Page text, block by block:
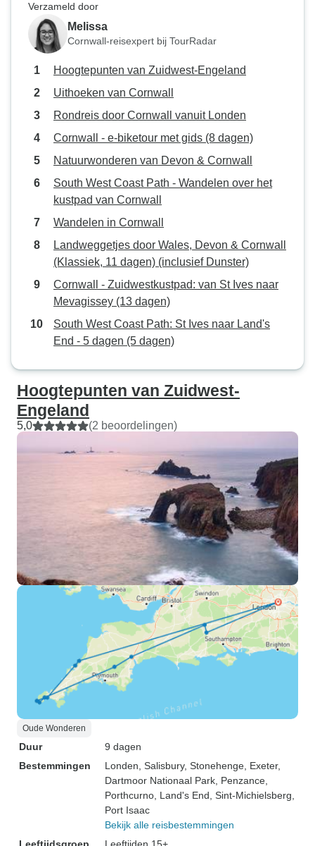
Verzameld door
Melissa
Cornwall-reisexpert bij TourRadar
Hoogtepunten van Zuidwest-Engeland
Uithoeken van Cornwall
Rondreis door Cornwall vanuit Londen
Cornwall - e-biketour met gids (8 dagen)
Natuurwonderen van Devon & Cornwall
South West Coast Path - Wandelen over het
kustpad van Cornwall
Wandelen in Cornwall
Landweggetjes door Wales, Devon & Cornwall
(Klassiek, 11 dagen) (inclusief Dunster)
Cornwall - Zuidwestkustpad: van St Ives naar
Mevagissey (13 dagen)
South West Coast Path: St Ives naar Land's
End - 5 dagen (5 dagen)
Hoogtepunten van Zuidwest-
Engeland
5,0 (2 beoordelingen)
Oude Wonderen
Duur
9 dagen
Bestemmingen
Londen , Salisbury, Stonehenge , Exeter,
Dartmoor Nationaal Park , Penzance
Porthcurno , Land's End , Sint-Michielsberg
Port Isaac
Bekijk alle reisbestemmingen